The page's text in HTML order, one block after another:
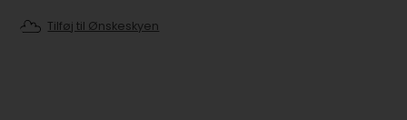
Tilføj til Ønskeskyen